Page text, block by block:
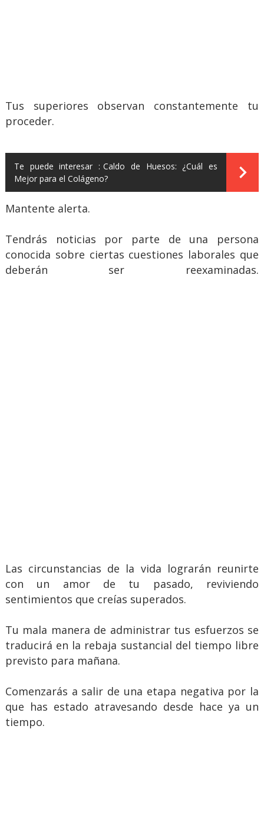
Tus superiores observan constantemente tu
proceder.
Te puede interesar : Caldo de Huesos: ¿Cuál es
Mejor para el Colágeno?
Mantente alerta.
Tendrás noticias por parte de una persona
conocida sobre ciertas cuestiones laborales que
deberán ser reexaminadas.
Las circunstancias de la vida lograrán reunirte
con un amor de tu pasado, reviviendo
sentimientos que creías superados.
Tu mala manera de administrar tus esfuerzos se
traducirá en la rebaja sustancial del tiempo libre
previsto para mañana.
Comenzarás a salir de una etapa negativa por la
que has estado atravesando desde hace ya un
tiempo.